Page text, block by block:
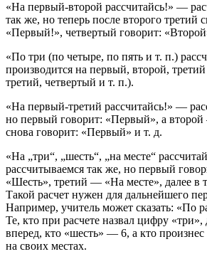
«На первый-второй рассчитайсь!» —
так же, но теперь после второго третий
«Первый!», четвертый говорит:
«По три (по четыре, по пять и т. п.)
производится на первый, второй,
третий, четвертый и т. п.).
«На первый-третий рассчитайсь!» —
но первый говорит: «Первый», а
снова говорит: «Первый» и т. д.
«На „три“, „шесть“, „на месте“
рассчитываемся так же, но первый
«Шесть», третий — «На месте», далее в
Такой расчет нужен для дальнейшего
Например, учитель может сказать: «По
Те, кто при расчете назвал цифру
вперед, кто «шесть» — 6, а кто произнес
на своих местах.